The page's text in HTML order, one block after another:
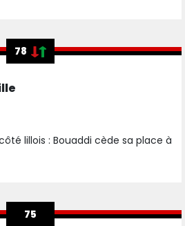
78
lillois : Bouaddi cède sa place à
75